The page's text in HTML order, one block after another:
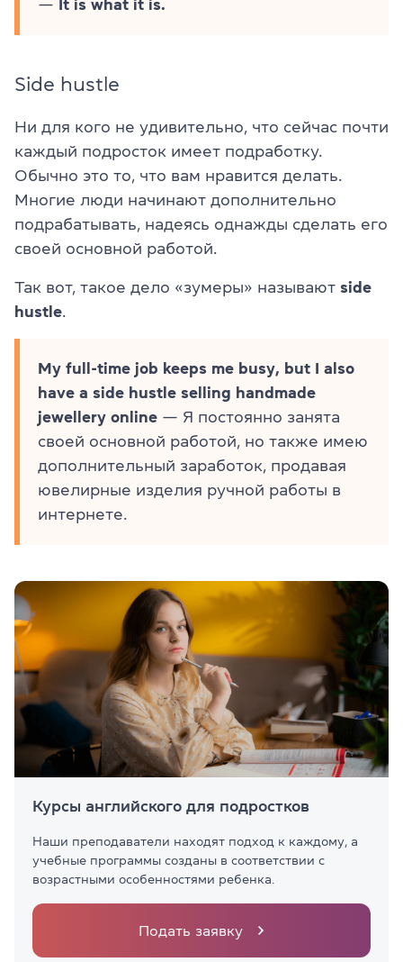
— It is what it is.
Side hustle
Ни для кого не удивительно, что сейчас почти
каждый подросток имеет подработку.
Обычно это то, что вам нравится делать.
Многие люди начинают дополнительно
подрабатывать, надеясь однажды сделать его
своей основной работой.
Так вот, такое дело «зумеры» называют side
hustle.
My full-time job keeps me busy, but I also
have a side hustle selling handmade
jewellery online — Я постоянно занята
своей основной работой, но также имею
дополнительный заработок, продавая
ювелирные изделия ручной работы в
интернете.
Курсы английского для подростков
Наши преподаватели находят подход к каждому, а
учебные программы созданы в соответствии с
возрастными особенностями ребенка.
Подать заявку